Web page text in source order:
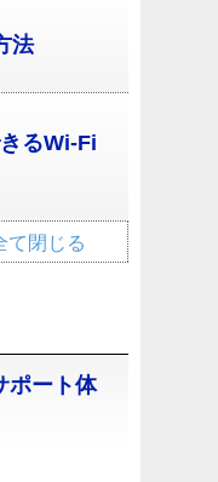
法
るWi-Fi
て閉じる
ポート体